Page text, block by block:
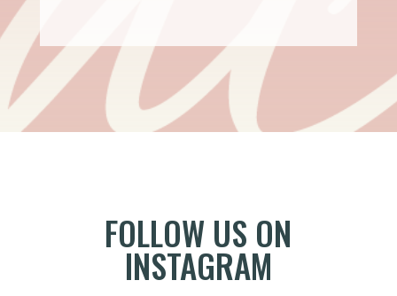
FOLLOW US ON
INSTAGRAM